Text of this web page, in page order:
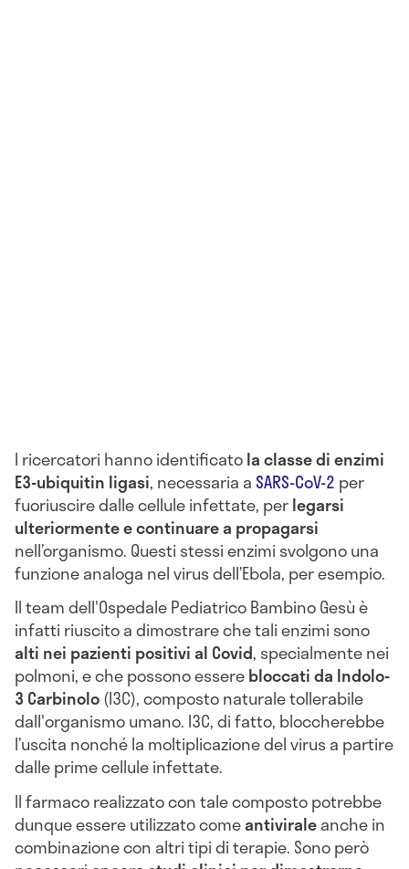
I ricercatori hanno identificatola classe di enzimi
E3-ubiquitin ligasi, necessaria aSARS-CoV-2 per
fuoriuscire dalle cellule infettate, perlegarsi
ulteriormente e continuare a propagarsi
nell’organismo. Questi stessi enzimi svolgono una
funzione analoga nel virus dell’Ebola, per esempio.
Il team dell'Ospedale Pediatrico Bambino Gesùè
infatti riuscito a dimostrare che tali enzimi sono
alti nei pazienti positivi al Covid, specialmente nei
polmoni, e che possono esserebloccati da Indolo-
3 Carbinolo(I3C), composto naturale tollerabile
dall'organismo umano. I3C, di fatto, bloccherebbe
l’uscita nonché la moltiplicazione del virus a partire
dalle prime cellule infettate.
Il farmaco realizzato con tale composto potrebbe
dunque essere utilizzato comeantiviraleanche in
combinazione con altri tipi di terapie. Sono però